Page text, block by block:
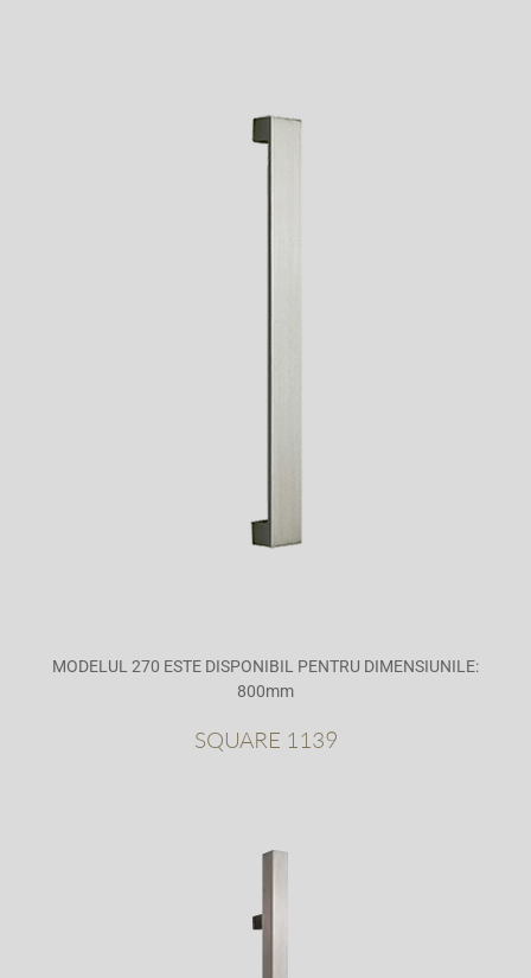
MODELUL 270 ESTE DISPONIBIL PENTRU DIMENSIUNILE:
800mm
SQUARE 1139